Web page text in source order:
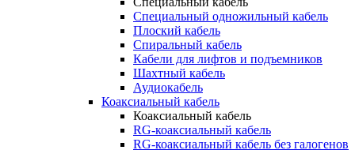
Специальный одножильный кабель
Плоский кабель
Спиральный кабель
Кабели для лифтов и подъемников
Шахтный кабель
Аудиокабель
Коаксиальный кабель
Коаксиальный кабель
RG-коаксиальный кабель
RG-коаксиальный кабель без галогенов